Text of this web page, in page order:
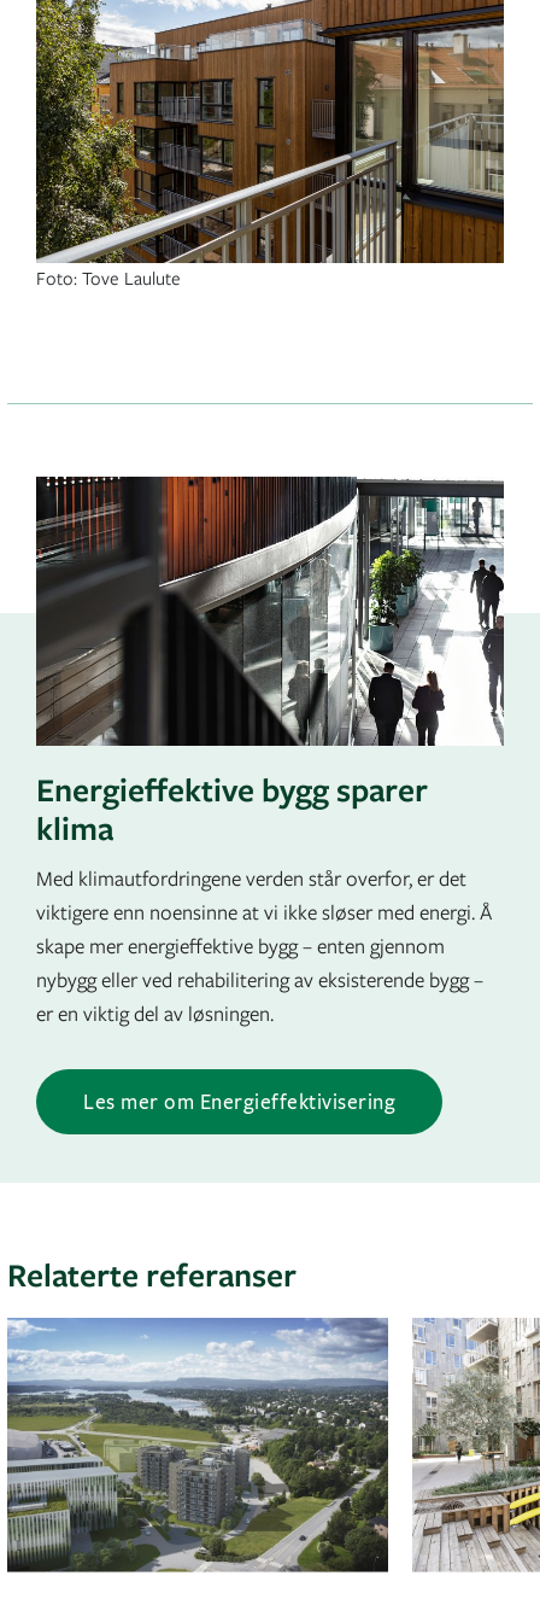
Foto: Tove Laulute
Energieffektive bygg sparer
klima
Med klimautfordringene verden står overfor, er det
viktigere enn noensinne at vi ikke sløser med energi. Å
skape mer energieffektive bygg – enten gjennom
nybygg eller ved rehabilitering av eksisterende bygg –
er en viktig del av løsningen.
Les mer om Energieffektivisering
Relaterte referanser